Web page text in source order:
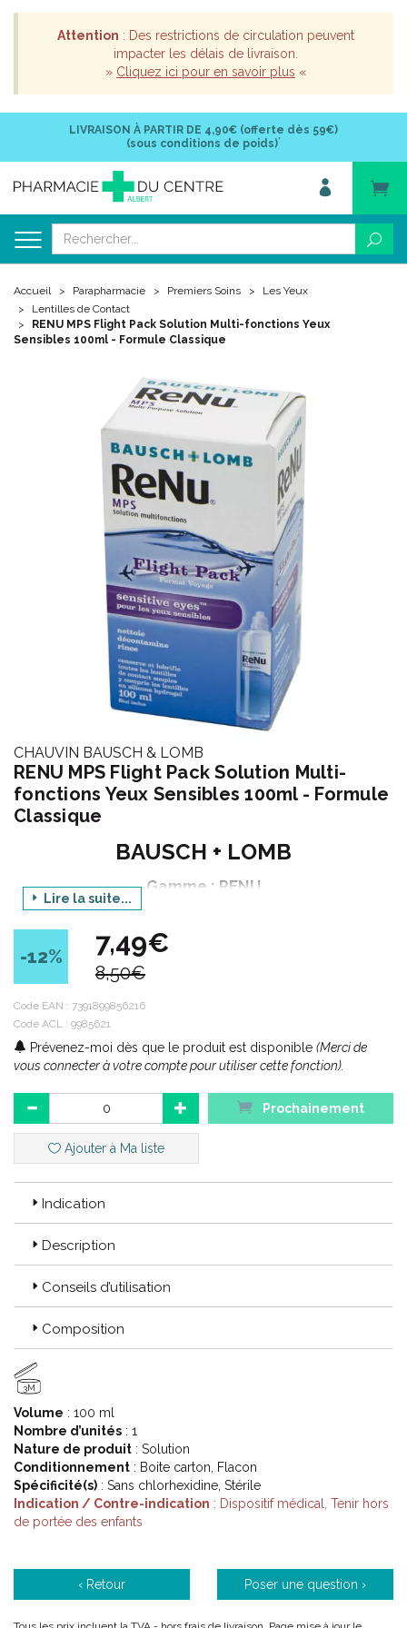
Attention : Des restrictions de circulation peuvent
impacter les délais de livraison.
» Cliquez ici pour en savoir plus «
LIVRAISON À PARTIR DE 4,90€ (offerte dès 59€)
(sous conditions de poids)*
Accueil Parapharmacie Premiers Soins
Les Yeux
Lentilles de Contact
RENU MPS Flight Pack Solution Multi-fonctions Yeux
Sensibles 100ml - Formule Classique
CHAUVIN BAUSCH & LOMB
RENU MPS Flight Pack Solution Multi-
fonctions Yeux Sensibles 100ml - Formule
Classique
BAUSCH + LOMB
Gamme : RENU
Produit : MPS FLIGHT PACK SOLUTION
MULTIFONCTIONS
Contenance : 100 ml
Code ACL : 9985621
Code EAN : 7391899856216
Lire la suite...
-12% 7,49€
8,50€
Code EAN : 7391899856216
Code ACL : 9985621
Prévenez-moi dès que le produit est disponible (Merci de
vous connecter à votre compte pour utiliser cette fonction).
Prochainement
Ajouter à Ma liste
Indication
Description
Conseils d’utilisation
Composition
3M
Volume : 100 ml
Nombre d’unités : 1
Nature de produit : Solution
Conditionnement : Boite carton, Flacon
Spécificité(s) : Sans chlorhexidine, Stérile
Indication / Contre-indication : Dispositif médical, Tenir hors
de portée des enfants
‹ Retour Poser une question ›